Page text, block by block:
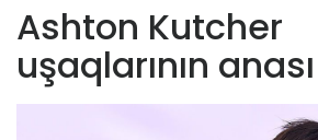
Ashton Kutcher
uşaqlarının